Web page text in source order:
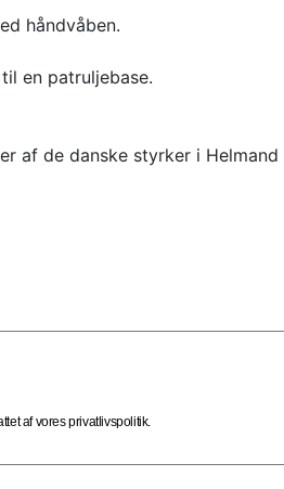
håndvåben.
en patruljebase.
af de danske styrker i
af vores privatlivspolitik.